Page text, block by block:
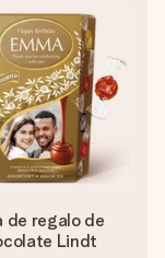
de regalo de
Lindt